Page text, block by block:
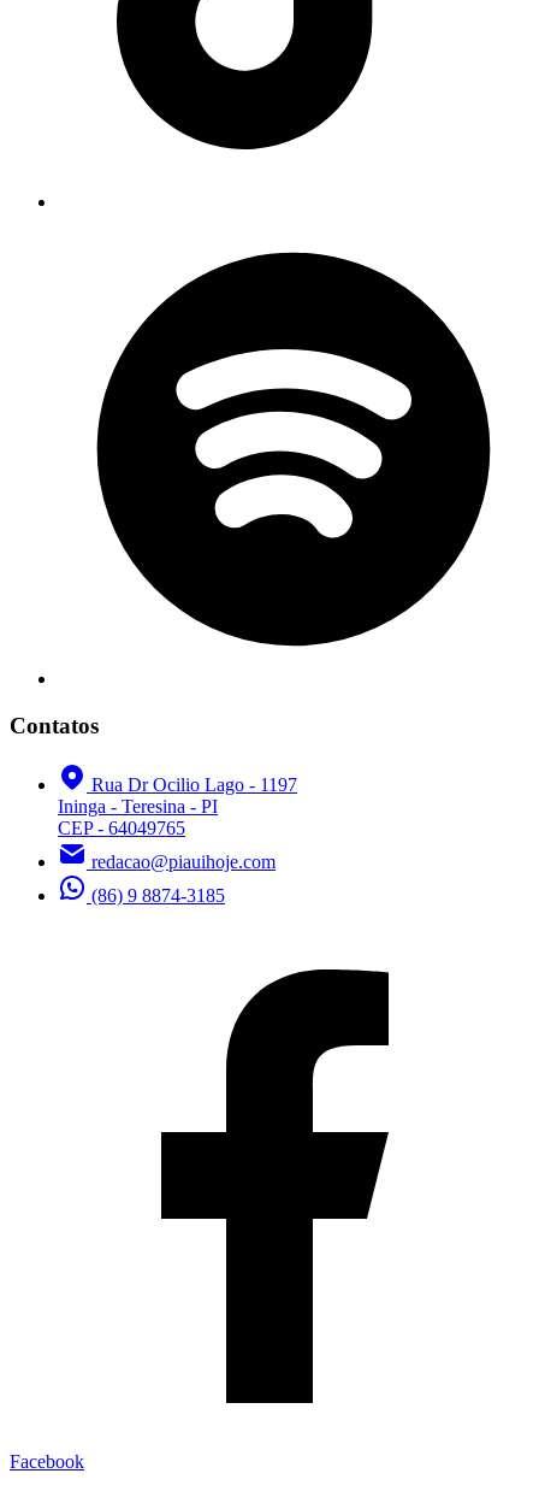
Contatos
Rua Dr Ocilio Lago - 1197
Ininga - Teresina - PI
CEP - 64049765
redacao@piauihoje.com
(86) 9 8874-3185
Facebook